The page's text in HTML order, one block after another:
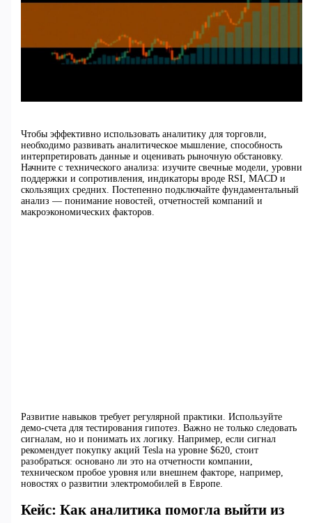
Чтобы эффективно использовать аналитику для торговли,
необходимо развивать аналитическое мышление, способность
интерпретировать данные и оценивать рыночную обстановку.
Начните с технического анализа: изучите свечные модели, уровни
поддержки и сопротивления, индикаторы вроде RSI, MACD и
скользящих средних. Постепенно подключайте фундаментальный
анализ — понимание новостей, отчетностей компаний и
макроэкономических факторов.
Развитие навыков требует регулярной практики. Используйте
демо-счета для тестирования гипотез. Важно не только следовать
сигналам, но и понимать их логику. Например, если сигнал
рекомендует покупку акций Tesla на уровне $620, стоит
разобраться: основано ли это на отчетности компании,
техническом пробое уровня или внешнем факторе, например,
новостях о развитии электромобилей в Европе.
Кейс: Как аналитика помогла выйти из